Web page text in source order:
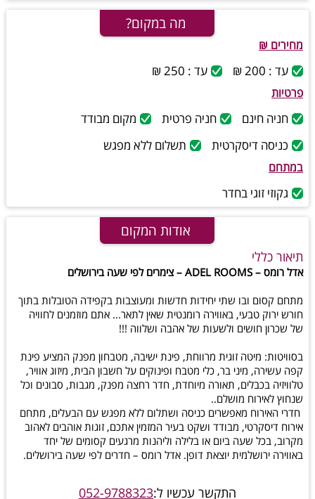
מה במקום?
מחירים ₪
עד : 200 ₪ עד : 250 ₪
פרטיות
חניה חינם חניה פרטית
מקום מבודד
כניסה דיסקרטית
תשלום ללא מפגש
במתחם
גקוזי זוגי בחדר
אודות המקום
תיאור כללי
אדל רומס – ADEL ROOMS – צימרים לפי שעה בירושלים
מתחם קסום ובו שתי יחידות חדשות ומעוצבות בקפידה הטובלות בתוך
חורש ירוק טבעי, באווירה רומנטית שאין לתאר... אתם מוזמנים לחוויה
של שכרון חושים ולשעות של אהבה ושלווה !!!
בסוויטות: מיטה זוגית מרווחת, פינת ישיבה, מטבחון מפנק המציע פינת
קפה עשירה, מיני בר, כלי מטבח ופינוקים על חשבון הבית, מיזוג אוויר,
טלוויזיה בכבלים, תאורה מיוחדת, חדר רחצה מפנק, מגבות, סבונים וכל
שנחוץ לאירוח מושלם..
חדרי האירוח מאפשרים כניסה ושתלום ללא מפגש עם הבעלים, מתחם
אירוח דיסקרטי, מבודד ושקט בעיר המזמין אתכם, זוגות אוהבים לאהוב
מקרוב, בכל שעה ביום או בלילה וליהנות מרגעים קסומים של יחד
באווירה ירושלמית יוצאת דופן. אדל רומס – חדרים לפי שעה בירושלים.
התקשר עכשיו ל:052-9788323